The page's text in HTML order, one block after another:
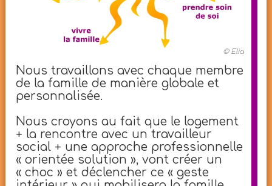
© Elia
Nous travaillons avec chaque membre
de la famille de manière globale et
personnalisée.
Nous croyons au fait que le logement
+ la rencontre avec un travailleur
social + une approche professionnelle
« orientée solution », vont créer un
« choc » et déclencher ce « geste